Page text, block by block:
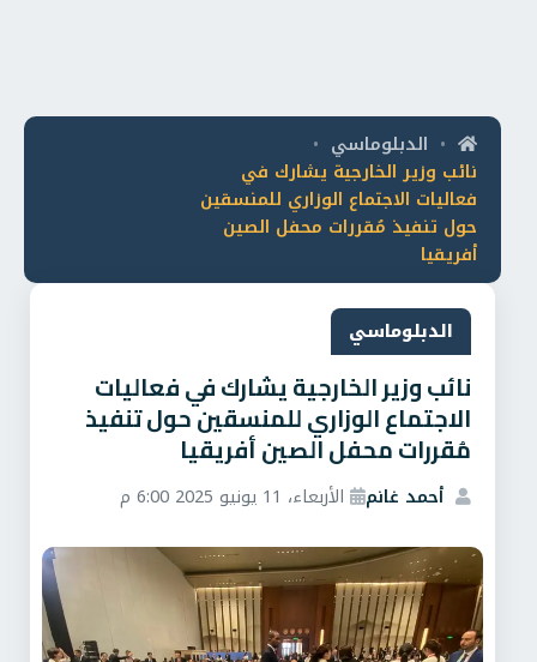
• الدبلوماسي •
نائب وزير الخارجية يشارك في
فعاليات الاجتماع الوزاري للمنسقين
حول تنفيذ مُقررات محفل الصين
أفريقيا
الدبلوماسي
نائب وزير الخارجية يشارك في فعاليات
الاجتماع الوزاري للمنسقين حول تنفيذ
مُقررات محفل الصين أفريقيا
أحمد غانم الأربعاء، 11 يونيو 2025 6:00 م